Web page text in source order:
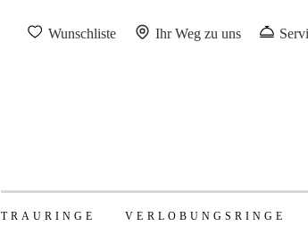
Wunschliste Ihr Weg zu uns
TRAURINGE VERLOBUNGSRINGE